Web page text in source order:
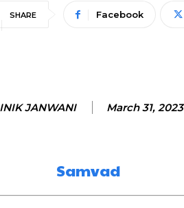
SHARE Facebook
JANWANI March 31, 2023